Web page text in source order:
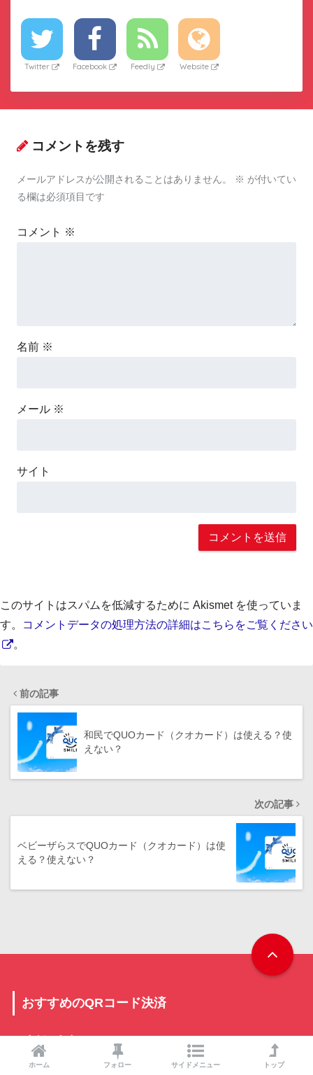
Twitter Facebook Feedly Website
コメントを残す
メールアドレスが公開されることはありません。 ※ が付いてい
る欄は必須項目です
コメント ※
名前 ※
メール ※
サイト
このサイトはスパムを低減するために Akismet を使っていま
す。
コメントデータの処理方法の詳細はこちらをご覧ください
。
前の記事
和民でQUOカード（クオカード）は使える？使
えない？
次の記事
ベビーザらスでQUOカード（クオカード）は使
える？使えない？
おすすめのQRコード決済
イオンペイ
PayPay
ホーム フォロー サイドメニュー トップ